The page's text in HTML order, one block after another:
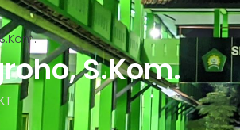
S.Kom.